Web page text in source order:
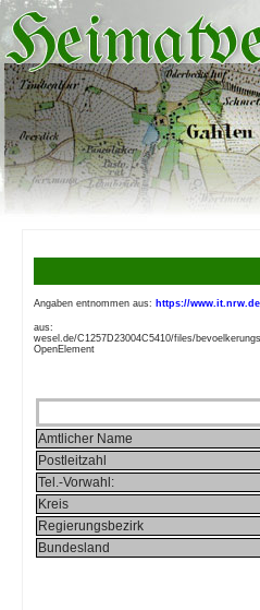
Angaben entnommen aus: https://
aus:
wesel.de/C1257D23004C5410/files/
OpenElement
Amtlicher Name
Postleitzahl
Tel.-Vorwahl:
Kreis
Regierungsbezirk
Bundesland